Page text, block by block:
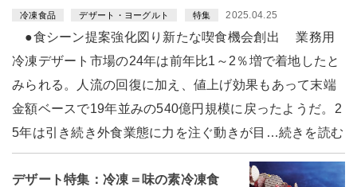
冷凍食品 デザート・ヨーグルト 特集 2025.04.25
●食シーン提案強化図り新たな喫食機会創出 業務用
冷凍デザート市場の24年は前年比1～2％増で着地したと
みられる。人流の回復に加え、値上げ効果もあって末端
金額ベースで19年並みの540億円規模に戻ったようだ。2
5年は引き続き外食業態に力を注ぐ動きが目…続きを読む
デザート特集：冷凍＝味の素冷凍食